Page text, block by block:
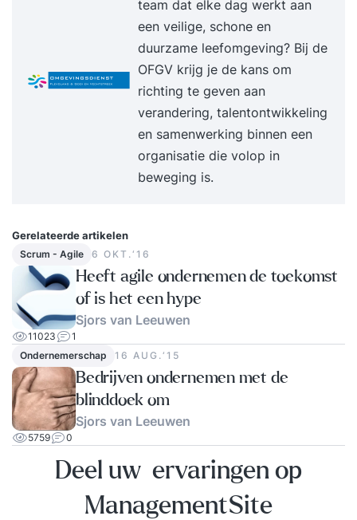
Cialdini. Hoe vertaal je jouw sterke punten in
voordelen voor jouw omgeving? Hoe kun je jouw
gunfactor vergroten? Hoe maak je het verschil
met aansprekende resultaten? Verankering Na
afloop van de training ontvang je een bericht met
de meest belangrijke inzichten over het
onderwerp Proactief en ondernemend
gedrag. Daarnaast verto
team dat elke dag werkt aan
een veilige, schone en
duurzame leefomgeving? Bij de
OFGV krijg je de kans om
richting te geven aan
verandering, talentontwikkeling
en samenwerking binnen een
organisatie die volop in
beweging is.
Gerelateerde artikelen
Scrum - Agile 6 OKT.‘16
Heeft agile ondernemen de toekomst
of is het een hype
Sjors van Leeuwen
11023
1
Ondernemerschap
16 AUG.‘15
Bedrijven ondernemen met de
blinddoek om
Sjors van Leeuwen
5759 0
Deel uw ervaringen op
ManagementSite